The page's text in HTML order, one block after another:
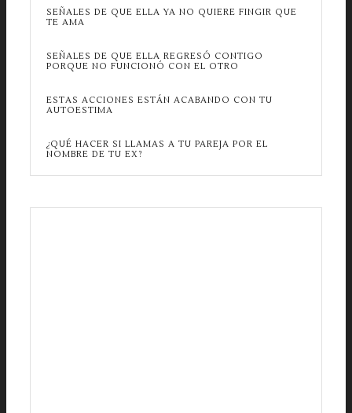
SEÑALES DE QUE ELLA YA NO QUIERE FINGIR QUE
TE AMA
SEÑALES DE QUE ELLA REGRESÓ CONTIGO
PORQUE NO FUNCIONÓ CON EL OTRO
ESTAS ACCIONES ESTÁN ACABANDO CON TU
AUTOESTIMA
¿QUÉ HACER SI LLAMAS A TU PAREJA POR EL
NOMBRE DE TU EX?